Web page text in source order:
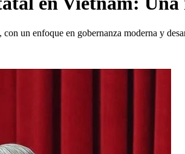
un enfoque en gobernanza moderna y